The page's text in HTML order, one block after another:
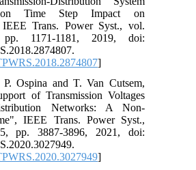
Time Step Impact on
IEEE Trans. Power Syst., vol.
1171-1181, 2019, doi:
P. Ospina and T. Van Cutsem,
of Transmission Voltages
Networks: A Non-
IEEE Trans. Power Syst.,
pp. 3887-3896, 2021, doi: